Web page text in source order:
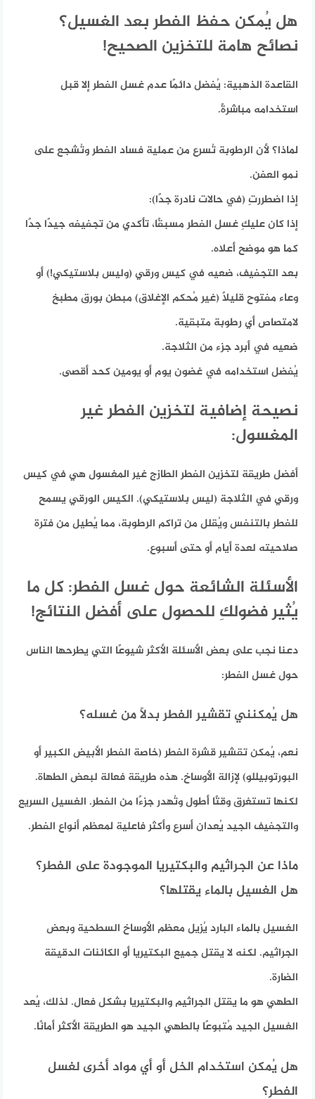
هل يُمكن حفظ الفطر بعد الغسيل؟
نصائح هامة للتخزين الصحيح!
القاعدة الذهبية: يُفضل دائمًا عدم غسل الفطر إلا قبل
استخدامه مباشرةً.
لماذا؟ لأن الرطوبة تُسرع من عملية فساد الفطر وتُشجع على
نمو العفن.
إذا اضطررتِ (في حالات نادرة جدًا):
إذا كان عليكِ غسل الفطر مسبقًا، تأكدي من تجفيفه جيدًا جدًا
كما هو موضح أعلاه.
بعد التجفيف، ضعيه في كيس ورقي (وليس بلاستيكي!) أو
وعاء مفتوح قليلاً (غير مُحكم الإغلاق) مبطن بورق مطبخ
لامتصاص أي رطوبة متبقية.
ضعيه في أبرد جزء من الثلاجة.
يُفضل استخدامه في غضون يوم أو يومين كحد أقصى.
نصيحة إضافية لتخزين الفطر غير
المغسول:
أفضل طريقة لتخزين الفطر الطازج غير المغسول هي في كيس
ورقي في الثلاجة (ليس بلاستيكي). الكيس الورقي يسمح
للفطر بالتنفس ويُقلل من تراكم الرطوبة، مما يُطيل من فترة
صلاحيته لعدة أيام أو حتى أسبوع.
الأسئلة الشائعة حول غسل الفطر: كل ما
يُثير فضولكِ للحصول على أفضل النتائج!
دعنا نجب على بعض الأسئلة الأكثر شيوعًا التي يطرحها الناس
حول غسل الفطر:
هل يُمكنني تقشير الفطر بدلاً من غسله؟
نعم، يُمكن تقشير قشرة الفطر (خاصة الفطر الأبيض الكبير أو
البورتوبيللو) لإزالة الأوساخ. هذه طريقة فعالة لبعض الطهاة.
لكنها تستغرق وقتًا أطول وتُهدر جزءًا من الفطر. الغسيل السريع
والتجفيف الجيد يُعدان أسرع وأكثر فاعلية لمعظم أنواع الفطر.
ماذا عن الجراثيم والبكتيريا الموجودة على الفطر؟
هل الغسيل بالماء يقتلها؟
الغسيل بالماء البارد يُزيل معظم الأوساخ السطحية وبعض
الجراثيم. لكنه لا يقتل جميع البكتيريا أو الكائنات الدقيقة
الضارة.
الطهي هو ما يقتل الجراثيم والبكتيريا بشكل فعال. لذلك، يُعد
الغسيل الجيد مُتبوعًا بالطهي الجيد هو الطريقة الأكثر أمانًا.
هل يُمكن استخدام الخل أو أي مواد أخرى لغسل
الفطر؟